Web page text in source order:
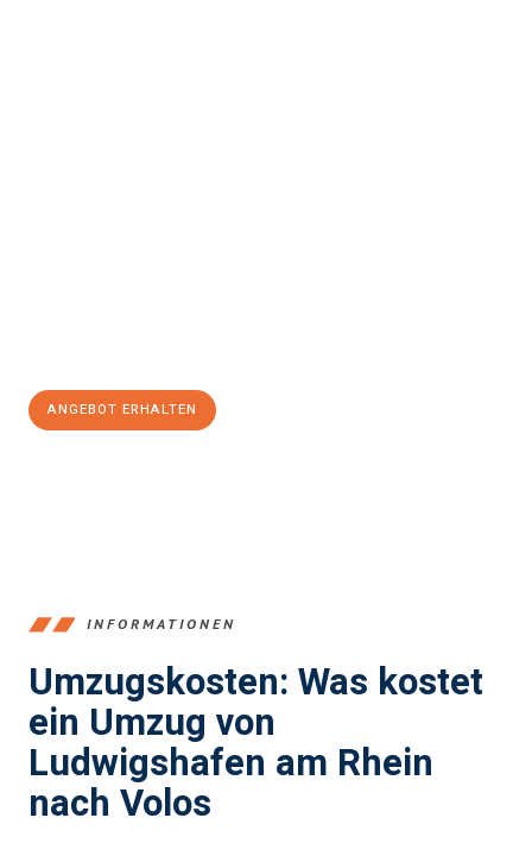
ANGEBOT ERHALTEN
INFORMATIONEN
Umzugskosten: Was kostet
ein Umzug von
Ludwigshafen am Rhein
nach Volos